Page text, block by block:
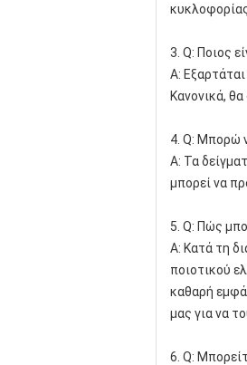
3. Q: Ποιος
Α:
Κανονικά,
4. Q: Μπορώ
Α: Τα
μπορεί να
5. Q: Πώς
Α: Κατά τη
ποιοτικού
καθαρή
μας για να
6. Q: